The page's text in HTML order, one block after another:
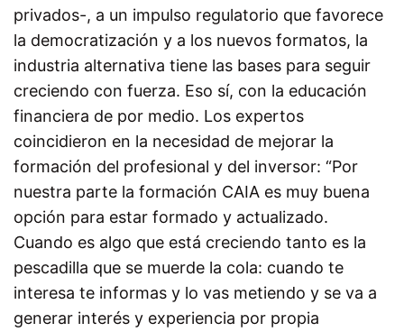
privados-, a un impulso regulatorio que favorece
la democratización y a los nuevos formatos, la
industria alternativa tiene las bases para seguir
creciendo con fuerza. Eso sí, con la educación
financiera de por medio. Los expertos
coincidieron en la necesidad de mejorar la
formación del profesional y del inversor: “Por
nuestra parte la formación CAIA es muy buena
opción para estar formado y actualizado.
Cuando es algo que está creciendo tanto es la
pescadilla que se muerde la cola: cuando te
interesa te informas y lo vas metiendo y se va a
generar interés y experiencia por propia